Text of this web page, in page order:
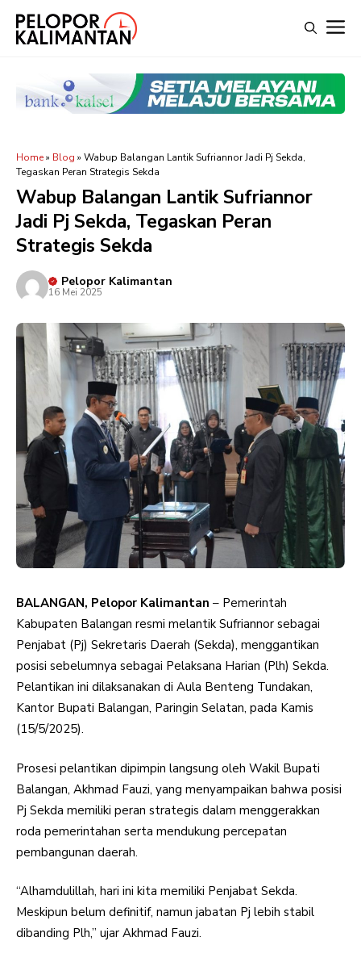
Home» Blog » Wabup Balangan Lantik Sufriannor Jadi Pj Sekda,
Tegaskan Peran Strategis Sekda
Wabup Balangan Lantik Sufriannor
Jadi Pj Sekda, Tegaskan Peran
Strategis Sekda
Pelopor Kalimantan
16 Mei 2025
BALANGAN, Pelopor Kalimantan – Pemerintah
Kabupaten Balangan resmi melantik Sufriannor sebagai
Penjabat (Pj) Sekretaris Daerah (Sekda), menggantikan
posisi sebelumnya sebagai Pelaksana Harian (Plh) Sekda.
Pelantikan ini dilaksanakan di Aula Benteng Tundakan,
Kantor Bupati Balangan, Paringin Selatan, pada Kamis
(15/5/2025).
Prosesi pelantikan dipimpin langsung oleh Wakil Bupati
Balangan, Akhmad Fauzi, yang menyampaikan bahwa posisi
Pj Sekda memiliki peran strategis dalam menggerakkan
roda pemerintahan serta mendukung percepatan
pembangunan daerah.
“Alhamdulillah, hari ini kita memiliki Penjabat Sekda.
Meskipun belum definitif, namun jabatan Pj lebih stabil
dibanding Plh,” ujar Akhmad Fauzi.